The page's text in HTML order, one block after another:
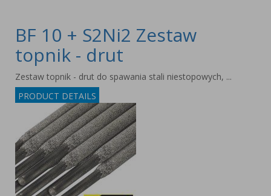
BF 10 + S2Ni2 Zestaw
topnik - drut
Zestaw topnik - drut do spawania stali niestopowych, ...
PRODUCT DETAILS